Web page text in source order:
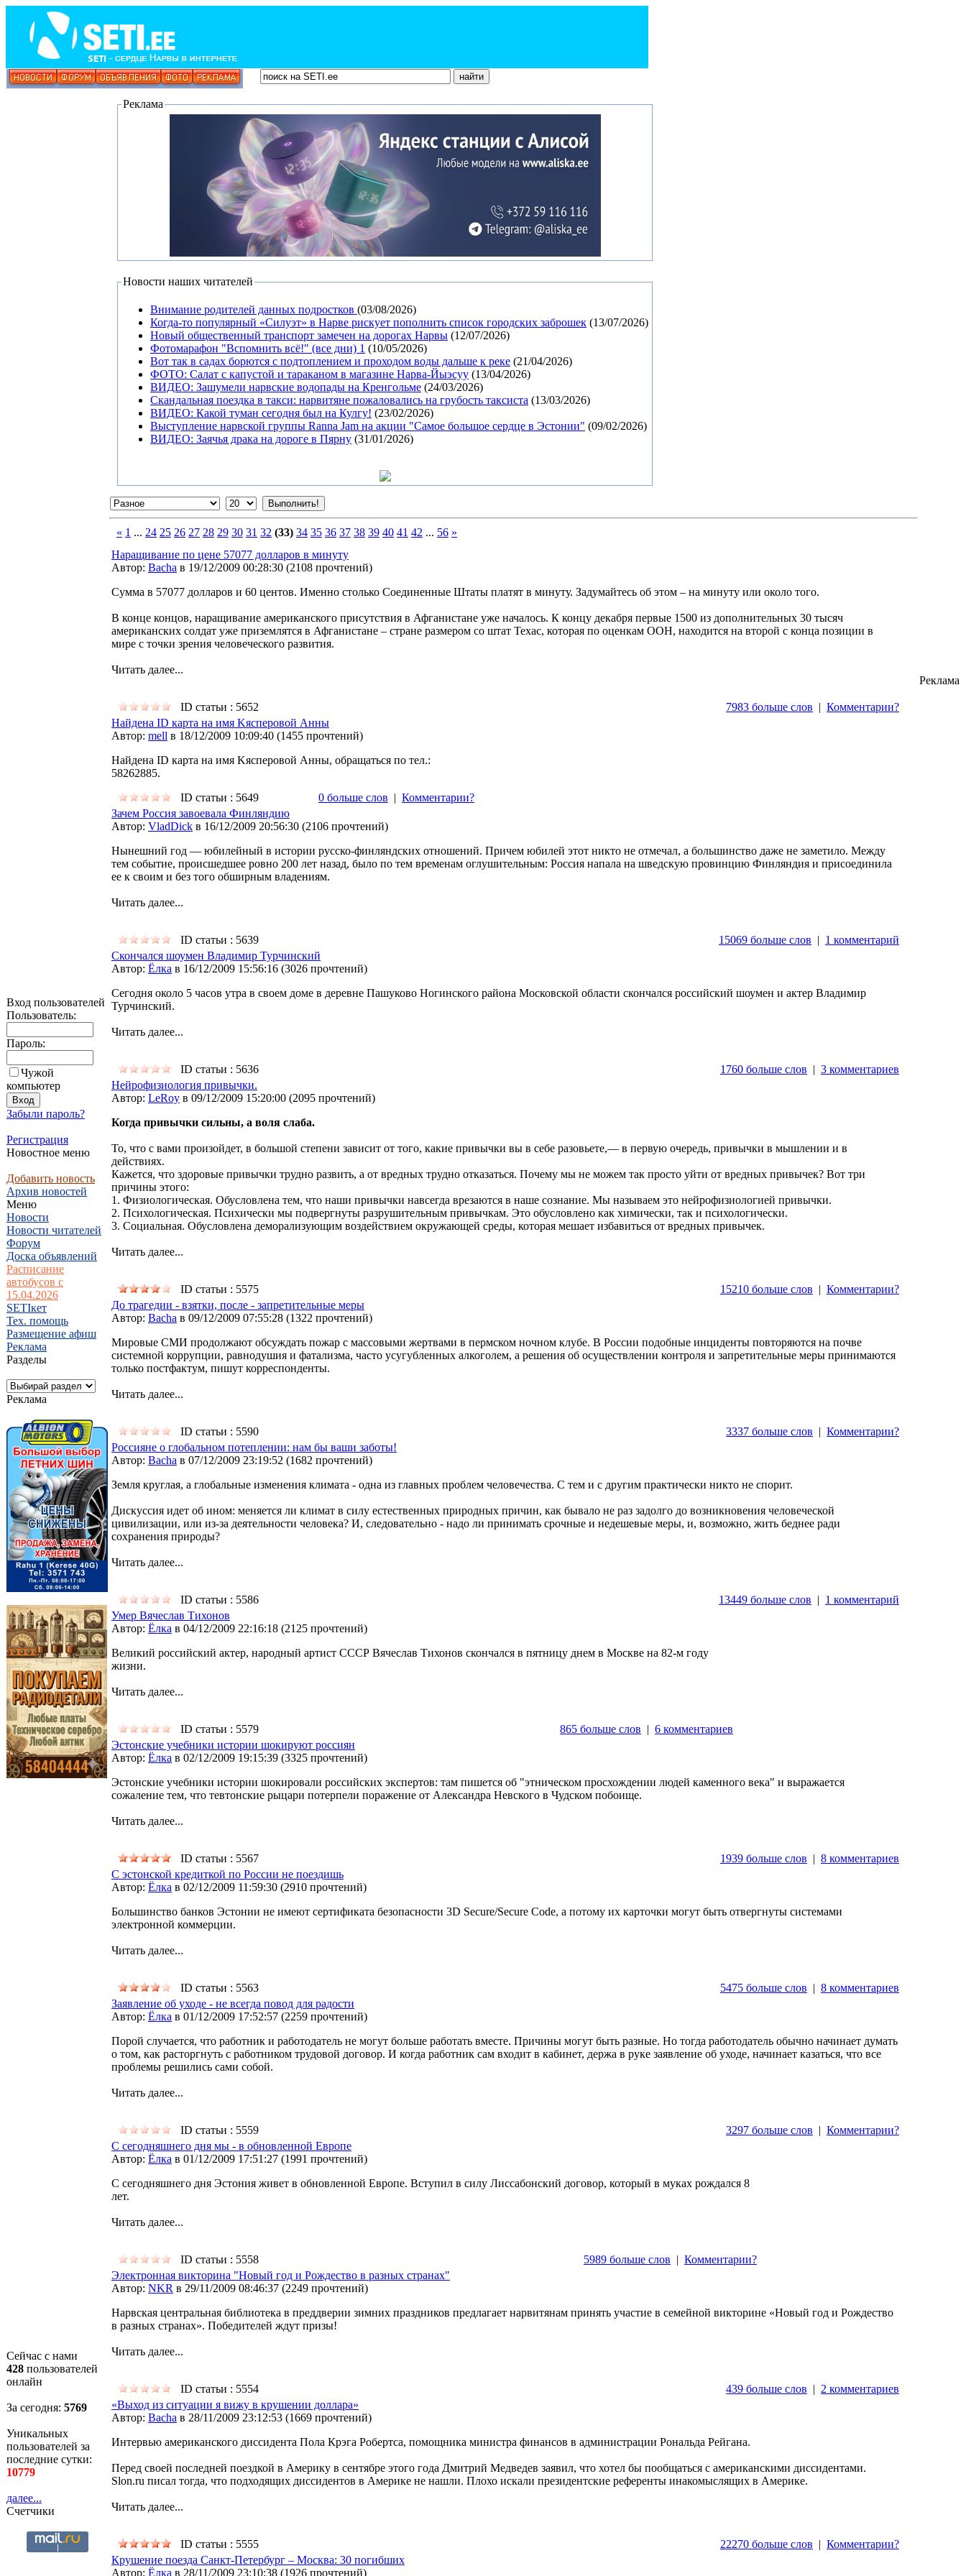
Вход пользователей
Пользователь:
Пароль:
Чужой
компьютер
Забыли пароль?
Регистрация
Новостное меню
Добавить новость
Архив новостей
Меню
Новости
Новости читателей
Форум
Доска объявлений
Расписание
автобусов с
15.04.2026
SETIкет
Тех. помощь
Размещение афиш
Реклама
Разделы
Реклама
Сейчас с нами
428 пользователей
онлайн
За сегодня: 5769
Уникальных
пользователей за
последние сутки:
10779
далее...
Счетчики
Реклама
Новости наших читателей
Внимание родителей данных подростков (03/08/2026)
Когда-то популярный «Силуэт» в Нарве рискует пополнить список городских заброшек (13/07/2026)
Новый общественный транспорт замечен на дорогах Нарвы (12/07/2026)
Фотомарафон "Вспомнить всё!" (все дни) 1 (10/05/2026)
Вот так в садах борются с подтоплением и проходом воды дальше к реке (21/04/2026)
ФОТО: Салат с капустой и тараканом в магазине Нарва-Йыэсуу (13/04/2026)
ВИДЕО: Зашумели нарвские водопады на Кренгольме (24/03/2026)
Скандальная поездка в такси: нарвитяне пожаловались на грубость таксиста (13/03/2026)
ВИДЕО: Какой туман сегодня был на Кулгу! (23/02/2026)
Выступление нарвской группы Ranna Jam на акции "Самое большое сердце в Эстонии" (09/02/2026)
ВИДЕО: Заячья драка на дороге в Пярну (31/01/2026)
« 1 ... 24 25 26 27 28 29 30 31 32 (33) 34 35 36 37 38 39 40 41 42 ... 56 »
Наращивание по цене 57077 долларов в минуту
Автор: Bacha в 19/12/2009 00:28:30 (2108 прочтений)
Сумма в 57077 долларов и 60 центов. Именно столько Соединенные Штаты платят в минуту. Задумайтесь об этом – на минуту или около того.
В конце концов, наращивание американского присутствия в Афганистане уже началось. К концу декабря первые 1500 из дополнительных 30 тысяч
американских солдат уже приземлятся в Афганистане – стране размером со штат Техас, которая по оценкам ООН, находится на второй с конца позиции в
мире с точки зрения человеческого развития.
Читать далее...
ID статьи : 5652 7983 больше слов | Комментарии?
Найдена ID карта на имя Kясперовой Анны
Автор: mell в 18/12/2009 10:09:40 (1455 прочтений)
Найдена ID карта на имя Kясперовой Анны, обращаться по тел.:
58262885.
ID статьи : 5649
0 больше слов | Комментарии?
Зачем Россия завоевала Финляндию
Автор: VladDick в 16/12/2009 20:56:30 (2106 прочтений)
Нынешний год — юбилейный в истории русско-финляндских отношений. Причем юбилей этот никто не отмечал, а большинство даже не заметило. Между
тем событие, происшедшее ровно 200 лет назад, было по тем временам оглушительным: Россия напала на шведскую провинцию Финляндия и присоединила
ее к своим и без того обширным владениям.
Читать далее...
ID статьи : 5639 15069 больше слов | 1 комментарий
Скончался шоумен Владимир Турчинский
Автор: Ёлка в 16/12/2009 15:56:16 (3026 прочтений)
Сегодня около 5 часов утра в своем доме в деревне Пашуково Ногинского района Московской области скончался российский шоумен и актер Владимир
Турчинский.
Читать далее...
ID статьи : 5636 1760 больше слов | 3 комментариев
Нейрофизиология привычки.
Автор: LeRoy в 09/12/2009 15:20:00 (2095 прочтений)
Когда привычки сильны, а воля слаба.
То, что с вами произойдет, в большой степени зависит от того, какие привычки вы в себе разовьете,— в первую очередь, привычки в мышлении и в
действиях.
Кажется, что здоровые привычки трудно развить, а от вредных трудно отказаться. Почему мы не можем так просто уйти от вредных привычек? Вот три
причины этого:
1. Физиологическая. Обусловлена тем, что наши привычки навсегда врезаются в наше сознание. Мы называем это нейрофизиологией привычки.
2. Психологическая. Психически мы подвергнуты разрушительным привычкам. Это обусловлено как химически, так и психологически.
3. Социальная. Обусловлена деморализующим воздействием окружающей среды, которая мешает избавиться от вредных привычек.
Читать далее...
ID статьи : 5575 15210 больше слов | Комментарии?
До трагедии - взятки, после - запретительные меры
Автор: Bacha в 09/12/2009 07:55:28 (1322 прочтений)
Мировые СМИ продолжают обсуждать пожар с массовыми жертвами в пермском ночном клубе. В России подобные инциденты повторяются на почве
системной коррупции, равнодушия и фатализма, часто усугубленных алкоголем, а решения об осуществлении контроля и запретительные меры принимаются
только постфактум, пишут корреспонденты.
Читать далее...
ID статьи : 5590 3337 больше слов | Комментарии?
Россияне о глобальном потеплении: нам бы ваши заботы!
Автор: Bacha в 07/12/2009 23:19:52 (1682 прочтений)
Земля круглая, а глобальные изменения климата - одна из главных проблем человечества. С тем и с другим практически никто не спорит.
Дискуссия идет об ином: меняется ли климат в силу естественных природных причин, как бывало не раз задолго до возникновения человеческой
цивилизации, или из-за деятельности человека? И, следовательно - надо ли принимать срочные и недешевые меры, и, возможно, жить беднее ради
сохранения природы?
Читать далее...
ID статьи : 5586 13449 больше слов | 1 комментарий
Умер Вячеслав Тихонов
Автор: Ёлка в 04/12/2009 22:16:18 (2125 прочтений)
Великий российский актер, народный артист СССР Вячеслав Тихонов скончался в пятницу днем в Москве на 82-м году
жизни.
Читать далее...
ID статьи : 5579 865 больше слов | 6 комментариев
Эстонские учебники истории шокируют россиян
Автор: Ёлка в 02/12/2009 19:15:39 (3325 прочтений)
Эстонские учебники истории шокировали российских экспертов: там пишется об "этническом просхождении людей каменного века" и выражается
сожаление тем, что тевтонские рыцари потерпели поражение от Александра Невского в Чудском побоище.
Читать далее...
ID статьи : 5567 1939 больше слов | 8 комментариев
С эстонской кредиткой по России не поездишь
Автор: Ёлка в 02/12/2009 11:59:30 (2910 прочтений)
Большинство банков Эстонии не имеют сертификата безопасности 3D Secure/Secure Codе, а потому их карточки могут быть отвергнуты системами
электронной коммерции.
Читать далее...
ID статьи : 5563 5475 больше слов | 8 комментариев
Заявление об уходе - не всегда повод для радости
Автор: Ёлка в 01/12/2009 17:52:57 (2259 прочтений)
Порой случается, что работник и работодатель не могут больше работать вместе. Причины могут быть разные. Но тогда работодатель обычно начинает думать
о том, как расторгнуть с работником трудовой договор. И когда работник сам входит в кабинет, держа в руке заявление об уходе, начинает казаться, что все
проблемы решились сами собой.
Читать далее...
ID статьи : 5559 3297 больше слов | Комментарии?
С сегодняшнего дня мы - в обновленной Европе
Автор: Ёлка в 01/12/2009 17:51:27 (1991 прочтений)
С сегодняшнего дня Эстония живет в обновленной Европе. Вступил в силу Лиссабонский договор, который в муках рождался 8
лет.
Читать далее...
ID статьи : 5558 5989 больше слов | Комментарии?
Электронная викторина "Новый год и Рождество в разных странах"
Автор: NKR в 29/11/2009 08:46:37 (2249 прочтений)
Нарвская центральная библиотека в преддверии зимних праздников предлагает нарвитянам принять участие в семейной викторине «Новый год и Рождество
в разных странах». Победителей ждут призы!
Читать далее...
ID статьи : 5554 439 больше слов | 2 комментариев
«Выход из ситуации я вижу в крушении доллара»
Автор: Bacha в 28/11/2009 23:12:53 (1669 прочтений)
Интервью американского диссидента Пола Крэга Робертса, помощника министра финансов в администрации Рональда Рейгана.
Перед своей последней поездкой в Америку в сентябре этого года Дмитрий Медведев заявил, что хотел бы пообщаться с американскими диссидентами.
Slon.ru писал тогда, что подходящих диссидентов в Америке не нашли. Плохо искали президентские референты инакомыслящих в Америке.
Читать далее...
ID статьи : 5555 22270 больше слов | Комментарии?
Крушение поезда Санкт-Петербург – Москва: 30 погибших
Автор: Ёлка в 28/11/2009 23:10:38 (1926 прочтений)
Реклама